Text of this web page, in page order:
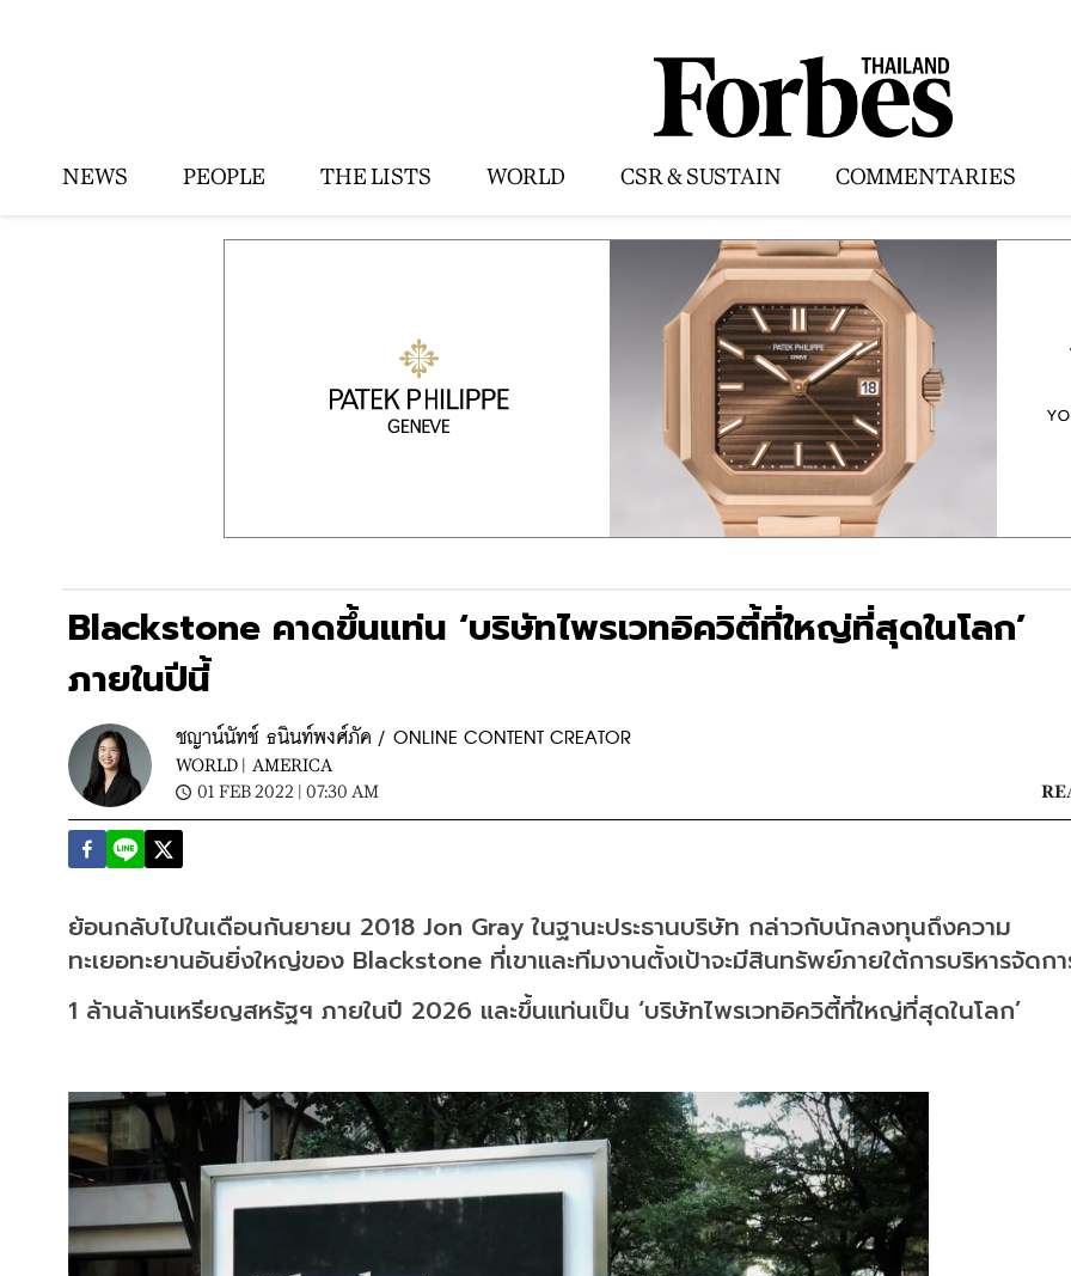
NEWS PEOPLE THE LISTS WORLD CSR & SUSTAIN COMMENTARIES
Blackstone คาดขึ้นแท่น ‘บริษัทไพรเวทอิควิตี้ที่ใหญ่ที่สุดในโลก’
ภายในปีนี้
ชญาน์นัทช์ ธนินท์พงศ์ภัค / ONLINE CONTENT CREATOR
WORLD | AMERICA
01 FEB 2022 | 07:30 AM
ย้อนกลับไปในเดือนกันยายน 2018 Jon Gray ในฐานะประธานบริษัท กล่าวกับนักลงทุนถึงความ
ทะเยอทะยานอันยิ่งใหญ่ของ Blackstone ที่เขาและทีมงานตั้งเป้าจะมีสินทรัพย์ภายใต้การบริหารจัดกา
1 ล้านล้านเหรียญสหรัฐฯ ภายในปี 2026 และขึ้นแท่นเป็น ‘บริษัทไพรเวทอิควิตี้ที่ใหญ่ที่สุดในโลก’